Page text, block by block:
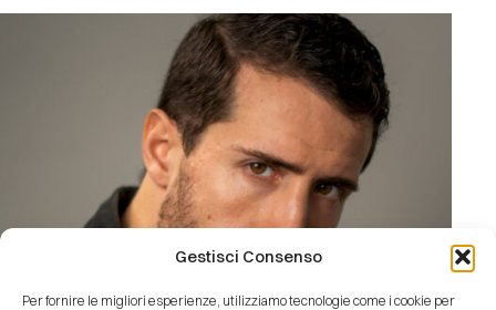
Gestisci Consenso
Per fornire le migliori esperienze, utilizziamo tecnologie come i cookie per